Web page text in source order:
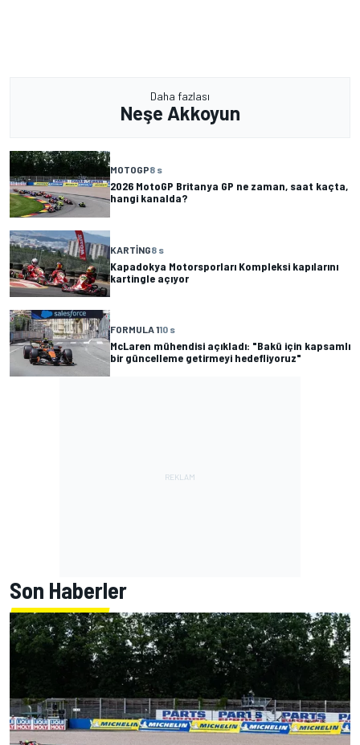
Daha fazlası
Neşe Akkoyun
MOTOGP8 s
2026 MotoGP Britanya GP ne zaman, saat kaçta,
hangi kanalda?
KARTING8 s
Kapadokya Motorsporları Kompleksi kapılarını
kartingle açıyor
FORMULA 110 s
McLaren mühendisi açıkladı: "Bakü için kapsamlı
bir güncelleme getirmeyi hedefliyoruz"
Son Haberler